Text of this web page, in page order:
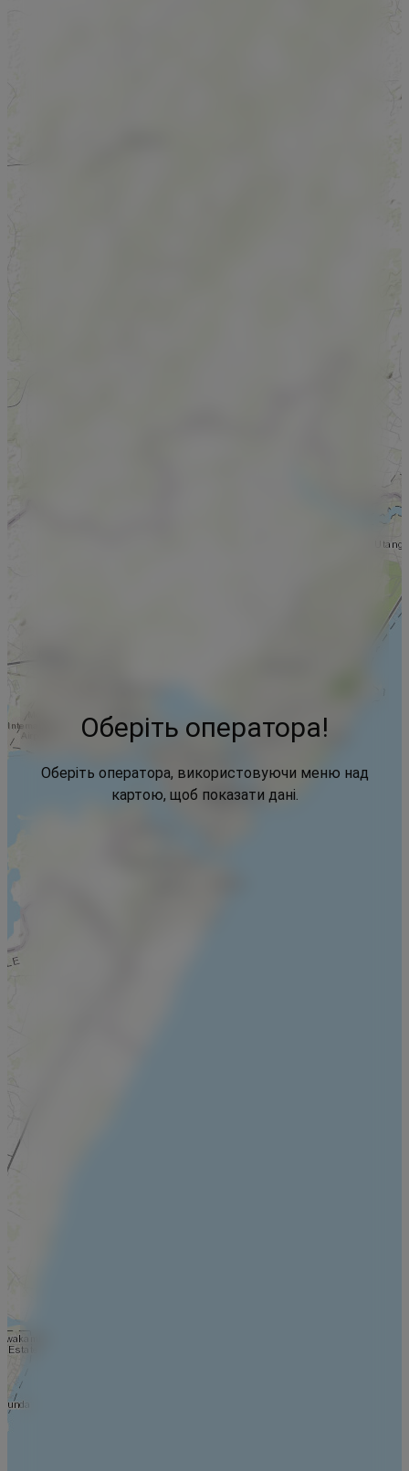
Оберіть оператора!
Оберіть оператора, використовуючи меню над
картою, щоб показати дані.